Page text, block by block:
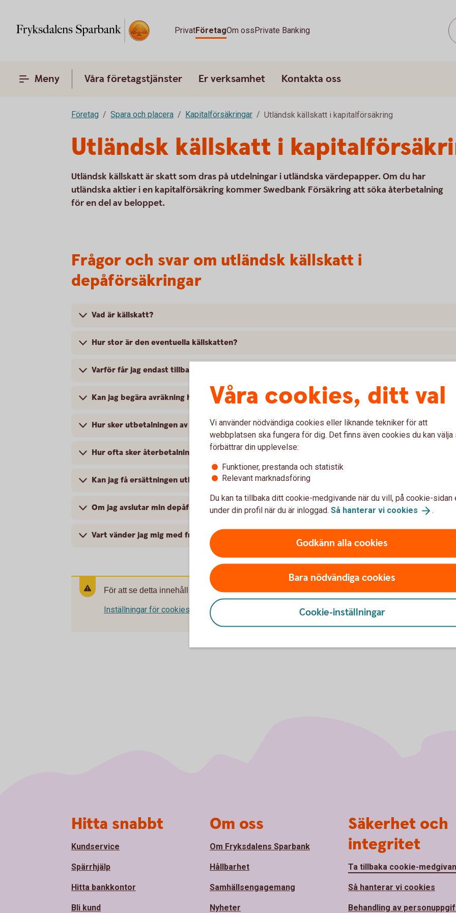
PrivatFöretagOm ossPrivate Banking
Meny Våra företagstjänster Er verksamhet Kontakta oss
Företag Spara och placera Kapitalförsäkringar Utländsk källskatt i kapitalförsäkring
Utländsk källskatt i
Utländsk källskatt är skatt som dras på utdelningar i utländska värdepapper. Om du har
utländska aktier i en kapitalförsäkring kommer Swedbank Försäkring att söka återbetalning
för en del av beloppet.
Frågor och svar om utländsk källskatt i
depåförsäkringar
Vad är källskatt?
Hur stor är den eventuella källskatten?
Varför får jag endast tillbaka max 15 %?
Kan jag begära avräkning hos Skatteverket gällande källskatten på min försäkring?
Hur sker utbetalningen av den källskatt som jag får tillbaka?
Hur ofta sker återbetalning av källskatten?
Kan jag få ersättningen utbetalt till ett vanligt konto utanför försäkringen?
Om jag avslutar min depåförsäkring, får jag ändå ta del av eventuell återbetalning av utländsk
Vart vänder jag mig med frågor?
För att se detta innehåll behöver du först godkänna cookies för Funktioner, prestanda och statistik.
Inställningar för cookies
Våra cookies, ditt val
Vi använder nödvändiga cookies eller liknande tekniker för att
webbplatsen ska fungera för dig. Det finns även cookies du kan välja
förbättrar din upplevelse:
Funktioner, prestanda och statistik
Relevant marknadsföring
Du kan ta tillbaka ditt cookie-medgivande när du vill, på cookie-sidan
under din profil när du är inloggad. Så hanterar vi cookies .
Godkänn alla cookies
Bara nödvändiga cookies
Cookie-inställningar
Hitta snabbt
Kundservice
Spärrhjälp
Hitta bankkontor
Bli kund
Om oss
Om Fryksdalens Sparbank
Hållbarhet
Samhällsengagemang
Nyheter
Säkerhet och
integritet
Ta tillbaka cookie-
Så hanterar vi cookies
Behandling av